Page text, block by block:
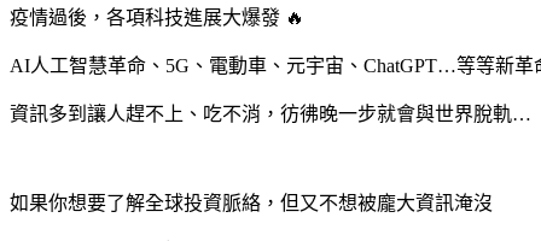
疫情過後，各項科技進展大爆發 🔥
AI人工智慧革命、5G、電動車、元宇宙、ChatGPT…等等新革
資訊多到讓人趕不上、吃不消，彷彿晚一步就會與世界脫軌…
如果你想要了解全球投資脈絡，但又不想被龐大資訊淹沒